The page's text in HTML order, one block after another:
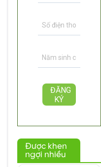
Được khen
ngợi nhiều